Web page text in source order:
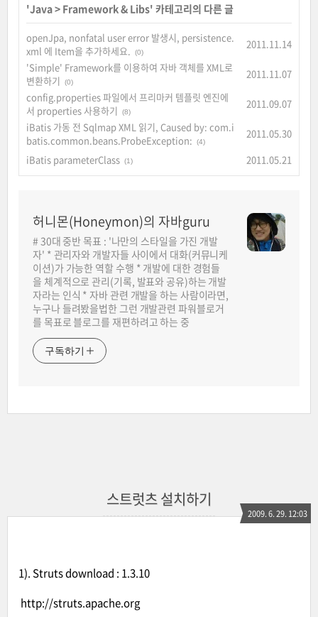
'Java> Framework & Libs' 카테고리의 다른 글
openJpa, nonfatal user error 발생시, persistence.
xml 에 Item을 추가하세요.
(0)
2011.11.14
'Simple' Framework를 이용하여 자바 객체를 XML로
변환하기
(0)
2011.11.07
config.properties 파일에서 프리마커 템플릿 엔진에
서 properties 사용하기
(8)
2011.09.07
iBatis 가동 전 Sqlmap XML 읽기, Caused by: com.i
batis.common.beans.ProbeException:
(4)
2011.05.30
iBatis parameterClass (1) 2011.05.21
허니몬(Honeymon)의 자바guru
# 30대 중반 목표 : '나만의 스타일을 가진 개발
자' * 관리자와 개발자들 사이에서 대화(커뮤니케
이션)가 가능한 역할 수행 * 개발에 대한 경험들
을 체계적으로 관리(기록, 발표와 공유)하는 개발
자라는 인식 * 자바 관련 개발을 하는 사람이라면,
누구나 들려봤을법한 그런 개발관련 파워블로거
를 목표로 블로그를 재편하려고 하는 중
구독하기
스트럿츠 설치하기
2009. 6. 29. 12:03
1). Struts download : 1.3.10
http://struts.apache.org